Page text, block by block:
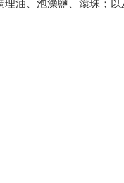
油、泡澡鹽、滾珠；